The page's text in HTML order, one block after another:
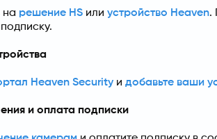
на решение HS или устройство Heaven.
Heaven Security и добавьте ваши
и оплата подписки